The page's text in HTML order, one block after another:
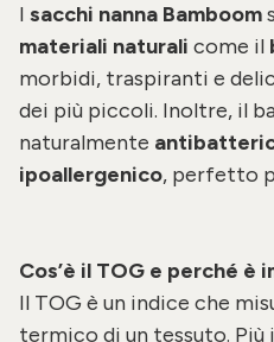
I sacchi nanna Bamboom
materiali naturali come il
morbidi, traspiranti e
dei più piccoli. Inoltre, il
naturalmente
ipoallergenico, perfetto
Cos’è il TOG e perché è
Il TOG è un indice che
termico di un tessuto. Più